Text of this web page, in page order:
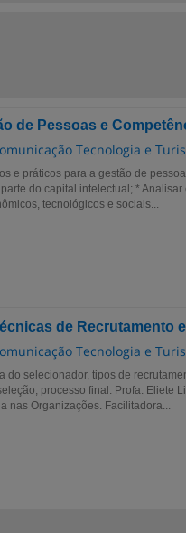
de Pessoas e
Tecnologia e
e práticos para a gestão de
do capital intelectual; * Analisar
tecnológicos e sociais...
de Recrutamento
Tecnologia e
do selecionador, tipos de
processo final. Profa. Eliete
nas Organizações. Facilitadora...